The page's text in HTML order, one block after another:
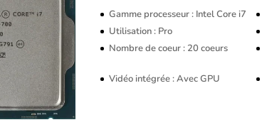
Gamme processeur : Intel Core i7
Utilisation : Pro
Nombre de coeur : 20 coeurs
Vidéo intégrée : Avec GPU